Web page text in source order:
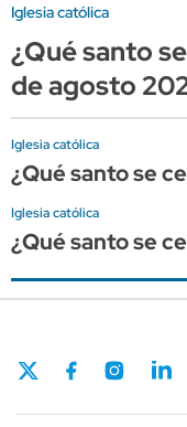
Iglesia católica
¿Qué santo
de agosto
Iglesia católica
¿Qué santo se
Iglesia católica
¿Qué santo se